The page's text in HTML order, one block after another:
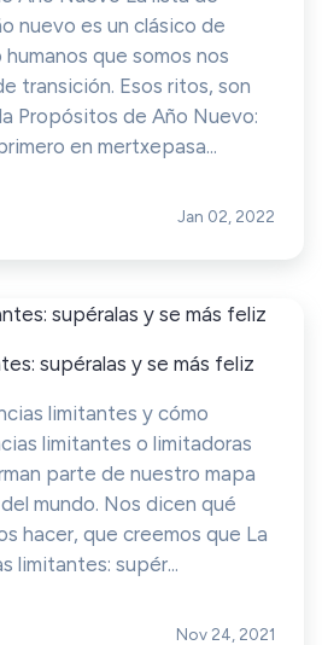
nuevo es un clásico de
que somos nos
transición. Esos ritos, son
Propósitos de Año Nuevo:
en mertxepasa...
Jan 02, 2022
supéralas y se más feliz
limitantes y cómo
limitantes o limitadoras
parte de nuestro mapa
mundo. Nos dicen qué
hacer, que creemos que La
limitantes: supér...
Nov 24, 2021